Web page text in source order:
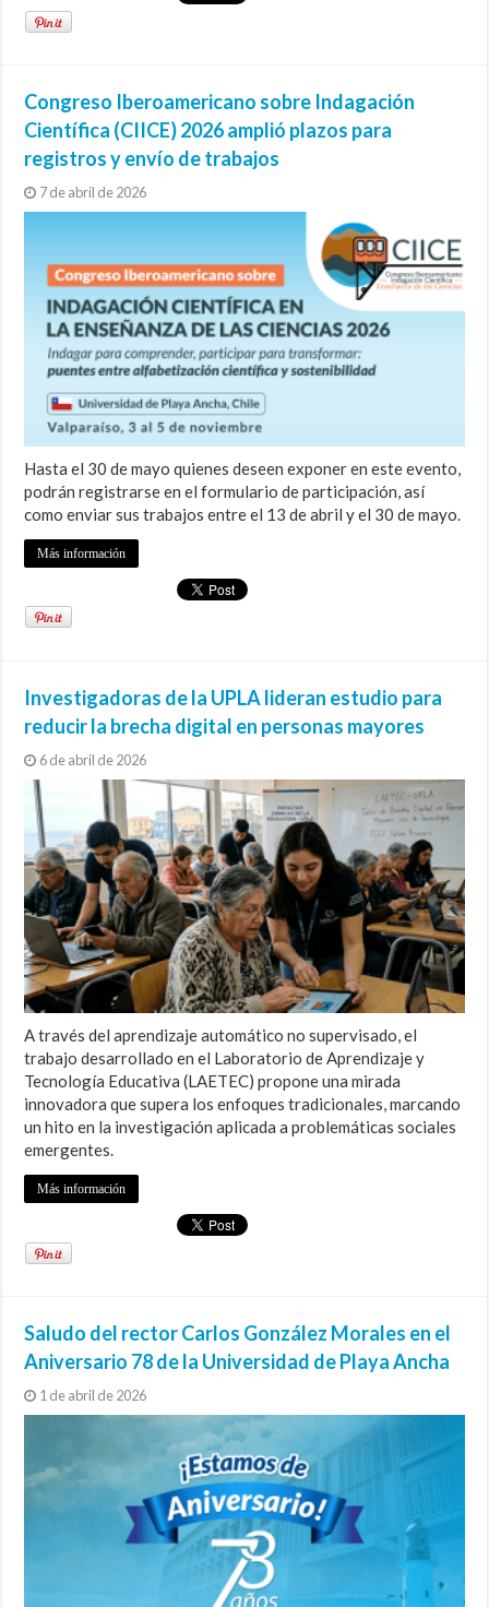
Congreso Iberoamericano sobre Indagación
Científica (CIICE) 2026 amplió plazos para
registros y envío de trabajos
7 de abril de 2026
Hasta el 30 de mayo quienes deseen exponer en este evento,
podrán registrarse en el formulario de participación, así
como enviar sus trabajos entre el 13 de abril y el 30 de mayo.
Más información
Investigadoras de la UPLA lideran estudio para
reducir la brecha digital en personas mayores
6 de abril de 2026
A través del aprendizaje automático no supervisado, el
trabajo desarrollado en el Laboratorio de Aprendizaje y
Tecnología Educativa (LAETEC) propone una mirada
innovadora que supera los enfoques tradicionales, marcando
un hito en la investigación aplicada a problemáticas sociales
emergentes.
Más información
Saludo del rector Carlos González Morales en el
Aniversario 78 de la Universidad de Playa Ancha
1 de abril de 2026